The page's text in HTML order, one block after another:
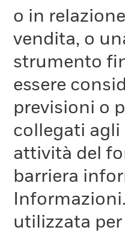
o in
vendita, o
strumento
essere
previsioni o
collegati agli
attività del
barriera
utilizzata